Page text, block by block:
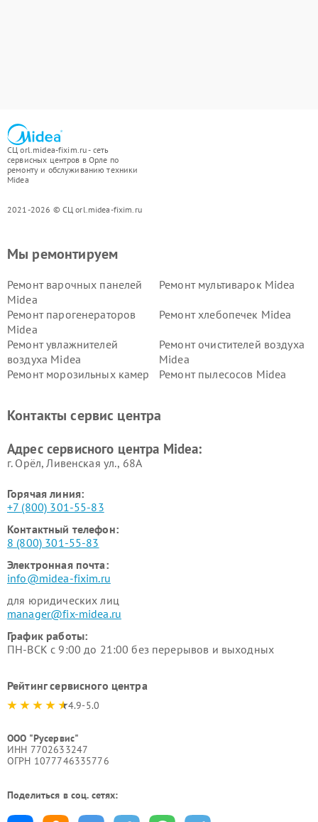
СЦ orl.midea-fixim.ru - сеть
сервисных центров в Орле по
ремонту и обслуживанию техники
Midea
2021-2026 © СЦ orl.midea-fixim.ru
Мы ремонтируем
Ремонт варочных панелей
Midea
Ремонт мультиварок Midea
Ремонт парогенераторов
Midea
Ремонт хлебопечек Midea
Ремонт увлажнителей
воздуха Midea
Ремонт очистителей воздуха
Midea
Ремонт морозильных камер
Ремонт пылесосов Midea
пылесосов Midea
Midea
Контакты сервис центра
Адрес сервисного центра Midea:
г. Орёл, Ливенская ул., 68А
Горячая линия:
+7 (800) 301-55-83
Контактный телефон:
8 (800) 301-55-83
Электронная почта:
info@midea-fixim.ru
для юридических лиц
manager@fix-midea.ru
График работы:
ПН-ВСК с 9:00 до 21:00 без перерывов и выходных
Рейтинг сервисного центра
4.9-5.0
ООО "Русервис"
ИНН 7702633247
ОГРН 1077746335776
Поделиться в соц. сетях: